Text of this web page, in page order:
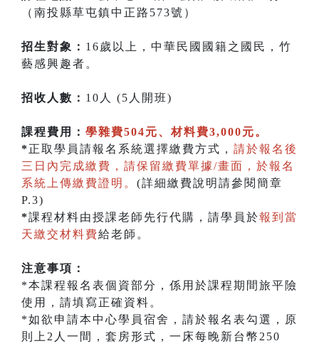
（南投縣草屯鎮中正路573號）
招生對象： 16歲以上，中華民國國籍之國民，竹
藝感興趣者。
招收人數： 10人 (5人開班)
課程費用： 學雜費504元、材料費3,000元。
* 正取學員請報名系統選擇繳費方式， 請於報名後
三日內完成繳費，請保留繳費單據/畫面，於報名
系統上傳繳費證明。 (詳細繳費說明請參閱簡章
P.3)
*課程材料由授課老師先行代購，請學員於報到當
天繳交材料費給老師。
注意事項：
*本課程報名表個資部分，係用於課程期間旅平險
使用，請填寫正確資料。
*如欲申請本中心學員宿舍，請於報名表勾選，原
則上2人一間，套房形式，一床每晚新台幣250